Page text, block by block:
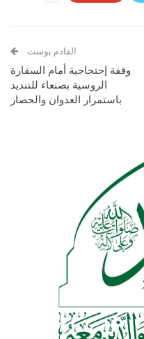
القادم بوست
وقفة إحتجاجية أمام السفارة
الروسية بصنعاء للتنديد
باستمرار العدوان والحصار